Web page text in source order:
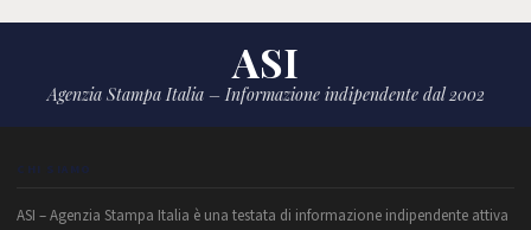
ASI
Agenzia Stampa Italia – Informazione indipendente dal 2002
CHI SIAMO
ASI – Agenzia Stampa Italia è una testata di informazione indipendente attiva